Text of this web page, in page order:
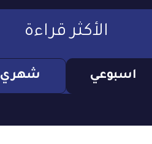
الأكثر قراءة
اسبوعي شهري